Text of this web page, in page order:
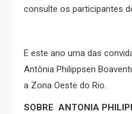
consulte os participantes
E este ano uma das
Antônia Philippsen
a Zona Oeste do Rio.
SOBRE ANTONIA